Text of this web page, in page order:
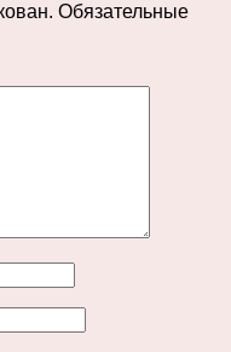
Обязательные